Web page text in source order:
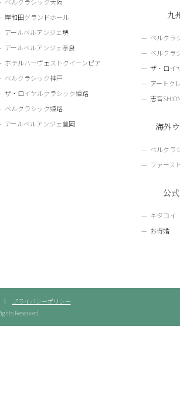
岸和田グランドホール
アールベルアンジェ堺
アールベルアンジェ奈良
ホテルハーヴェストクイーンピア
ベルクラシック神戸
ザ・ロイヤルクラシック姫路
ベルクラシック姫路
アールベルアンジェ豊岡
九
ベルクラ
ベルクラ
ザ・ロイ
アートク
志音
海外
ベルクラ
ファース
公
キタコイ
お得婚
プライバシーポリシー
Reserved.